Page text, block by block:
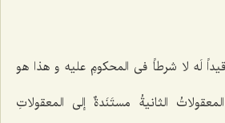
لَه لا شرطاً فی المحکومِ علیه و هذا هو
الثانیةُ مستَنَدةٌ إلى المعقولاتِ